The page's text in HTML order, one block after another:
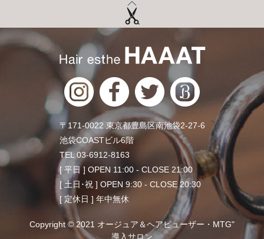
〒171-0022 東京都豊島区南池袋2-27-6
池袋COASTビル6階
TEL 03-6912-8163
[ 平日 ] OPEN 11:00 - CLOSE 21:00
[ 土日･祝 ] OPEN 9:30 - CLOSE 20:30
[ 定休日 ] 年中無休
Copyright © 2021 オージュア＆ヘアビューザー・MTG"
導入サロン